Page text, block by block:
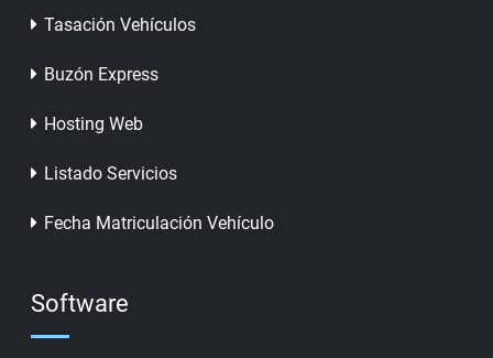
Tasación Vehículos
Buzón Express
Hosting Web
Listado Servicios
Fecha Matriculación Vehículo
Software